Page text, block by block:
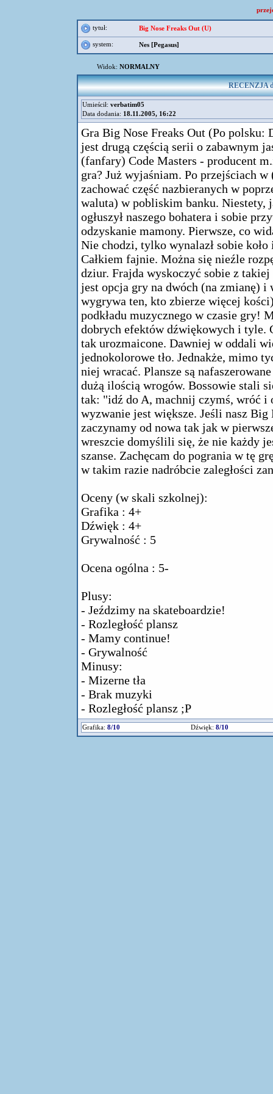
tytuł: Big Nose Freaks Out (U)
system: Nes [Pegasus]
Widok: NORMALNY
RECENZJA
Umieścił: verbatim05
Data dodania: 18.11.2005, 16:22
Gra Big Nose Freaks Out (Po polsku:
jest drugą częścią serii o zabawnym
(fanfary) Code Masters - producent
gra? Już wyjaśniam. Po przejściach
zachować część nazbieranych w
waluta) w pobliskim banku. Niestety,
ogłuszył naszego bohatera i sobie
odzyskanie mamony. Pierwsze, co
Nie chodzi, tylko wynalazł sobie
Całkiem fajnie. Można się nieźle
dziur. Frajda wyskoczyć sobie z takiej
jest opcja gry na dwóch (na zmianę) i
wygrywa ten, kto zbierze więcej
podkładu muzycznego w czasie gry!
dobrych efektów dźwiękowych i tyle.
tak urozmaicone. Dawniej w oddali
jednokolorowe tło. Jednakże, mimo
niej wracać. Plansze są
dużą ilością wrogów. Bossowie stali
tak: "idź do A, machnij czymś, wróć i
wyzwanie jest większe. Jeśli nasz
zaczynamy od nowa tak jak w
wreszcie domyślili się, że nie każdy
szanse. Zachęcam do pogrania w tę
w takim razie nadróbcie zaległości
Oceny (w skali szkolnej):
Grafika : 4+
Dźwięk : 4+
Grywalność : 5
Ocena ogólna : 5-
Plusy:
- Jeździmy na skateboardzie!
- Rozległość plansz
- Mamy continue!
- Grywalność
Minusy:
- Mizerne tła
- Brak muzyki
- Rozległość plansz ;P
Grafika: 8/10 Dźwięk: 8/10